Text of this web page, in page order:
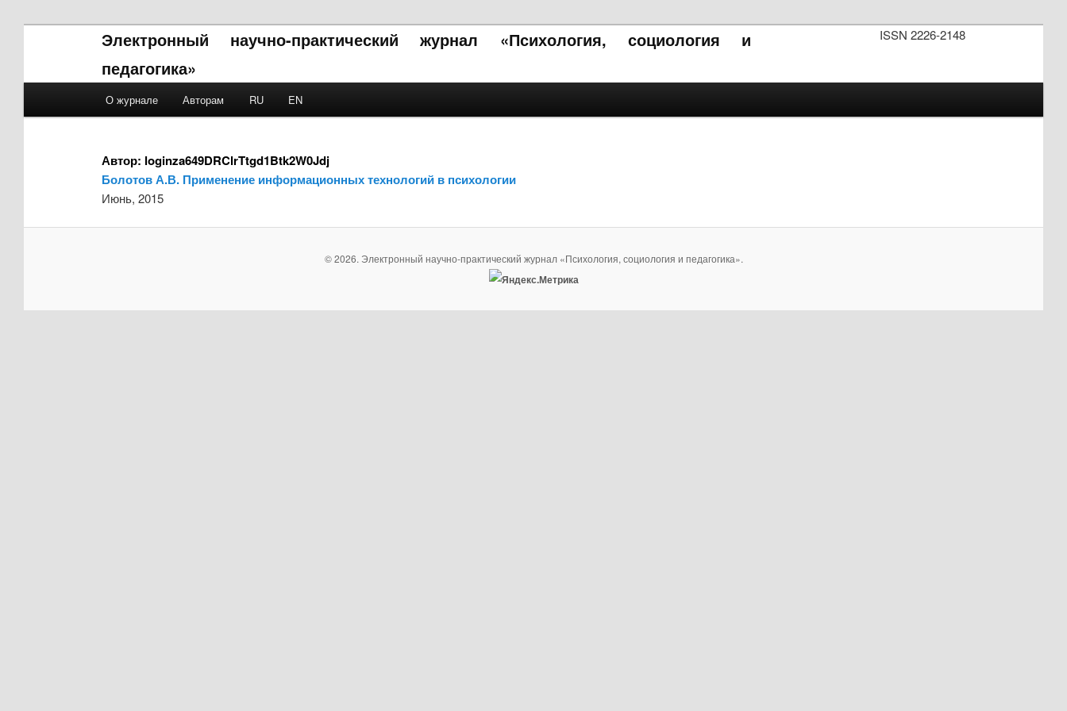
ISSN 2226-2148
Электронный научно-практический журнал «Психология, социология и
педагогика»
Skip to primary content
Skip to secondary content
О журнале Авторам RU EN
Автор: loginza649DRClrTtgd1Btk2W0Jdj
Болотов А.В. Применение информационных технологий в психологии
Июнь, 2015
© 2026. Электронный научно-практический журнал «Психология, социология и педагогика».